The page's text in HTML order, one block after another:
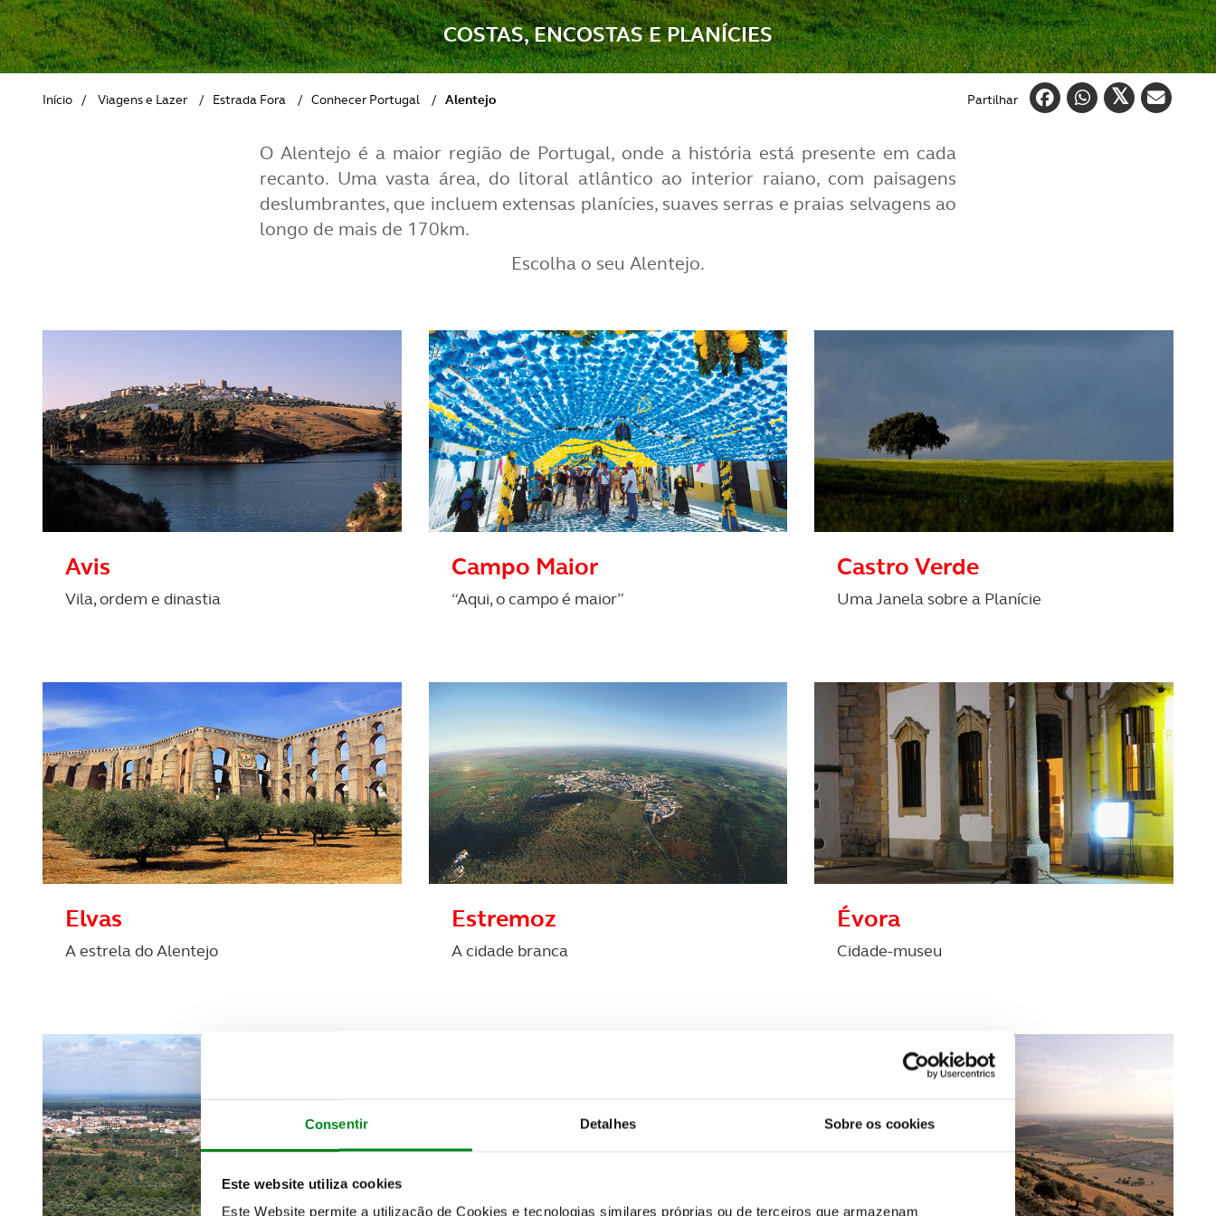
Consentir Detalhes Sobre os cookies
Este website utiliza cookies
Este Website permite a utilização de Cookies e tecnologias similares próprias ou de terceiros que armazenam
REVISTA ACP
CLÁSSICOS
GOLFE
PETS
SOBRE O ACP SEGUROS COSTAS, ENCOSTAS E PLANÍCIES
Início / Viagens e Lazer / Estrada Fora / Conhecer Portugal / Alentejo Partilhar
O Alentejo é a maior região de Portugal, onde a história está presente em cada
recanto. Uma vasta área, do litoral atlântico ao interior raiano, com paisagens
deslumbrantes, que incluem extensas planícies, suaves serras e praias selvagens ao
longo de mais de 170km.
Escolha o seu Alentejo.
Avis
Vila, ordem e dinastia
Campo Maior
“Aqui, o campo é maior”
Castro Verde
Uma Janela sobre a Planície
Elvas
A estrela do Alentejo
Estremoz
A cidade branca
Évora
Cidade-museu